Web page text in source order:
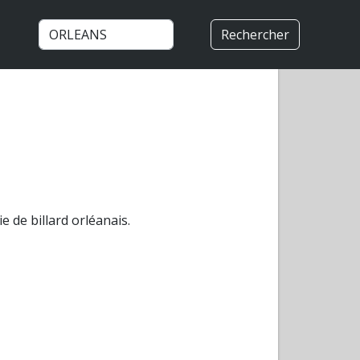
Rechercher
de billard orléanais.